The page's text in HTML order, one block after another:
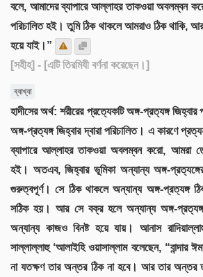
বলে, আমাদের ব্যাপারে আল্লাহর তাকওয়া অবলম্বন
পরিচালিত হই। তুমি ঠিক থাকলে আমরাও ঠিক থাকি,
হয়ে যাই।”
[সহীহ] - [এটি তিরমিযী বর্ণনা করেছেন।]
ব্যাখ্যা
হাদীসের অর্থ: শরীরের প্রত্যেকটি অঙ্গ-প্রত্যঙ্গ
অঙ্গ-প্রত্যঙ্গ জিহ্বার দ্বারা পরিচালিত। এ কারণে
ব্যাপারে আল্লাহর তাকওয়া অবলম্বন করো, আমরা তো
হই। অতএব, জিহ্বার ভূমিকা অন্যান্য অঙ্গ-
গুরুত্বপূর্ণ। সে ঠিক থাকলে অন্যান্য অঙ্গ-প্রত্যঙ্গ
সঠিক হয়। আর সে বক্র হলে অন্যান্য অঙ্গ-
অন্যান্য কাজও বিনষ্ট হয়ে যায়। আনাস
সাল্লাল্লাহু ‘আলাইহি ওয়াসাল্লাম বলেছেন, “বান্দার
না যতক্ষণ তার অন্তর ঠিক না হবে। আর তার অন্তর